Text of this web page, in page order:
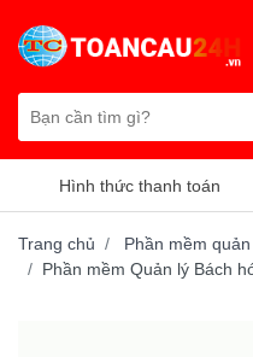
Hình thức thanh toán
Trang chủ
Phần mềm
Phần mềm Quản lý Bách